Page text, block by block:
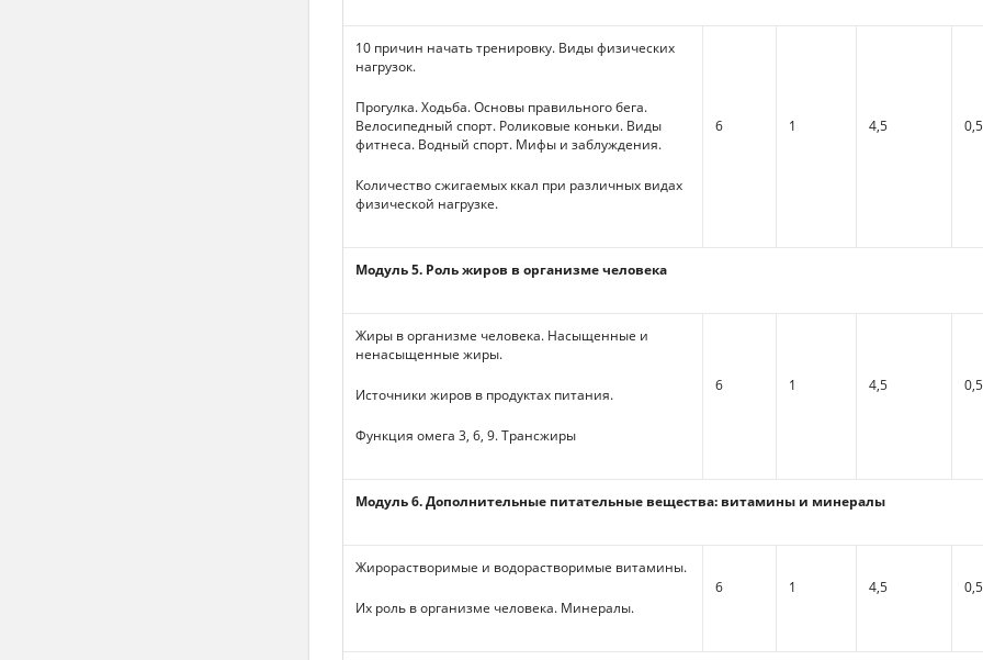
10 причин начать тренировку. Виды физических
нагрузок.
Прогулка. Ходьба. Основы правильного бега.
Велосипедный спорт. Роликовые коньки. Виды
фитнеса. Водный спорт. Мифы и заблуждения.
Количество сжигаемых ккал при различных видах
физической нагрузке.
6 1 4,5 0,5
Модуль 5. Роль жиров в организме человека
Жиры в организме человека. Насыщенные и
ненасыщенные жиры.
Источники жиров в продуктах питания.
Функция омега 3, 6, 9. Трансжиры
6 1 4,5 0,5
Модуль 6. Дополнительные питательные вещества: витамины и минералы
Жирорастворимые и водорастворимые витамины.
Их роль в организме человека. Минералы.
6 1 4,5 0,5